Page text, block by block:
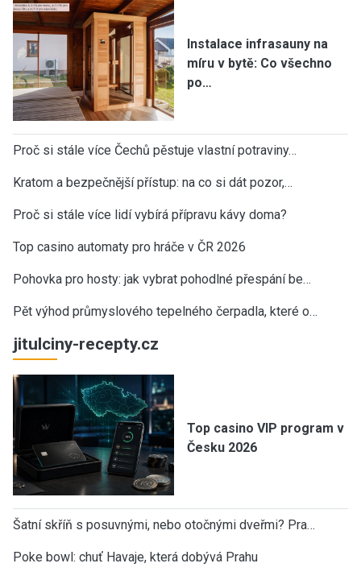
Instalace infrasauny na
míru v bytě: Co všechno
po…
Proč si stále více Čechů pěstuje vlastní potraviny…
Kratom a bezpečnější přístup: na co si dát pozor,…
Proč si stále více lidí vybírá přípravu kávy doma?
Top casino automaty pro hráče v ČR 2026
Pohovka pro hosty: jak vybrat pohodlné přespání be…
Pět výhod průmyslového tepelného čerpadla, které o…
jitulciny-recepty.cz
Top casino VIP program v
Česku 2026
Šatní skříň s posuvnými, nebo otočnými dveřmi? Pra…
Poke bowl: chuť Havaje, která dobývá Prahu